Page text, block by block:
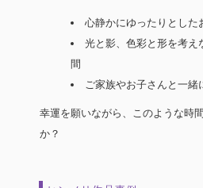
心静かにゆったりとした
光と影、色彩と形を考え
間
ご家族やお子さんと一緒
幸運を願いながら、このような時
か？